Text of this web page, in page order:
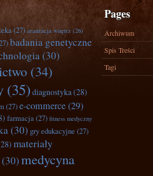
(27) aranżacja wnętrz (26)
badania genetyczne
(30)
(34)
(35) diagnostyka(28)
(27)e-commerce(29)
farmacja(27) fitness medyczny
(30) gry edukacyjne (27)
materiały
(30)medycyna
Pages
Archiwum
Spis Treści
Tagi